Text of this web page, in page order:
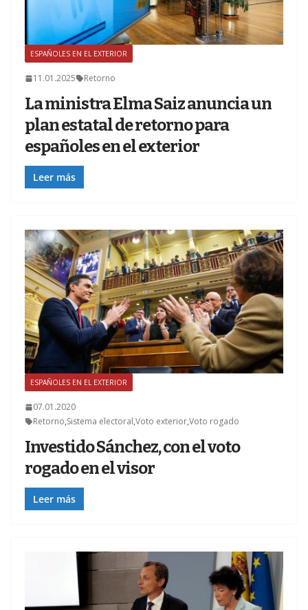
ESPAÑOLES EN EL EXTERIOR
11.01.2025 Retorno
La ministra Elma Saiz anuncia un
plan estatal de retorno para
españoles en el exterior
Leer más
ESPAÑOLES EN EL EXTERIOR
07.01.2020
Retorno,Sistema electoral,Voto exterior,Voto rogado
Investido Sánchez, con el voto
rogado en el visor
Leer más